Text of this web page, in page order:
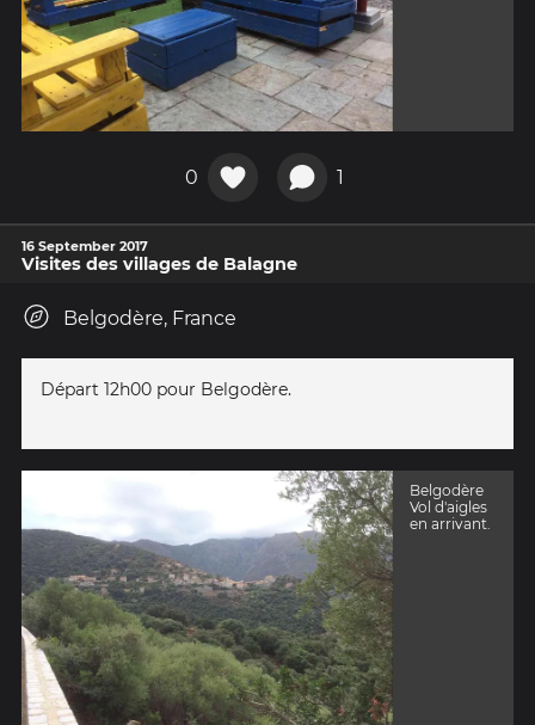
0 1
16 September 2017
Visites des villages de Balagne
Belgodère, France
Départ 12h00 pour Belgodère.
Belgodère
Vol d'aigles
en arrivant.